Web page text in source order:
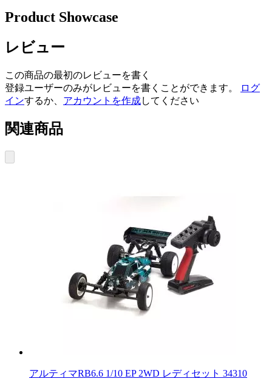
Product Showcase
レビュー
この商品の最初のレビューを書く
登録ユーザーのみがレビューを書くことができます。
ログ
インするか、 アカウントを作成してください
関連商品
アルティマRB6.6 1/10 EP 2WD レディセット 34310